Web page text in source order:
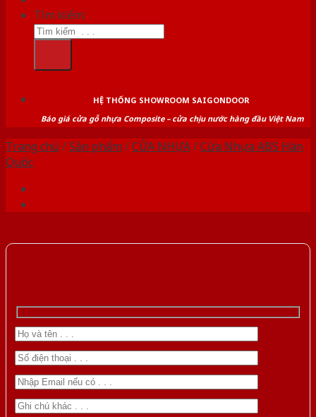
Tìm kiếm:
HỆ THỐNG SHOWROOM SAIGONDOOR
Báo giá cửa gỗ nhựa Composite – cửa chịu nước hàng đầu Việt Nam
Trang chủ /Sản phẩm /CỬA NHỰA/Cửa Nhựa ABS Hàn
Quốc